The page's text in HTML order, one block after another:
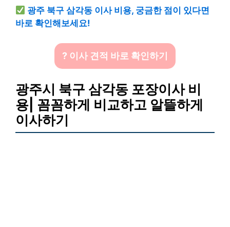
광주 북구 삼각동 이사 비용, 궁금한 점이 있다면
바로 확인해보세요!
? 이사 견적 바로 확인하기
광주시 북구 삼각동 포장이사 비
용| 꼼꼼하게 비교하고 알뜰하게
이사하기